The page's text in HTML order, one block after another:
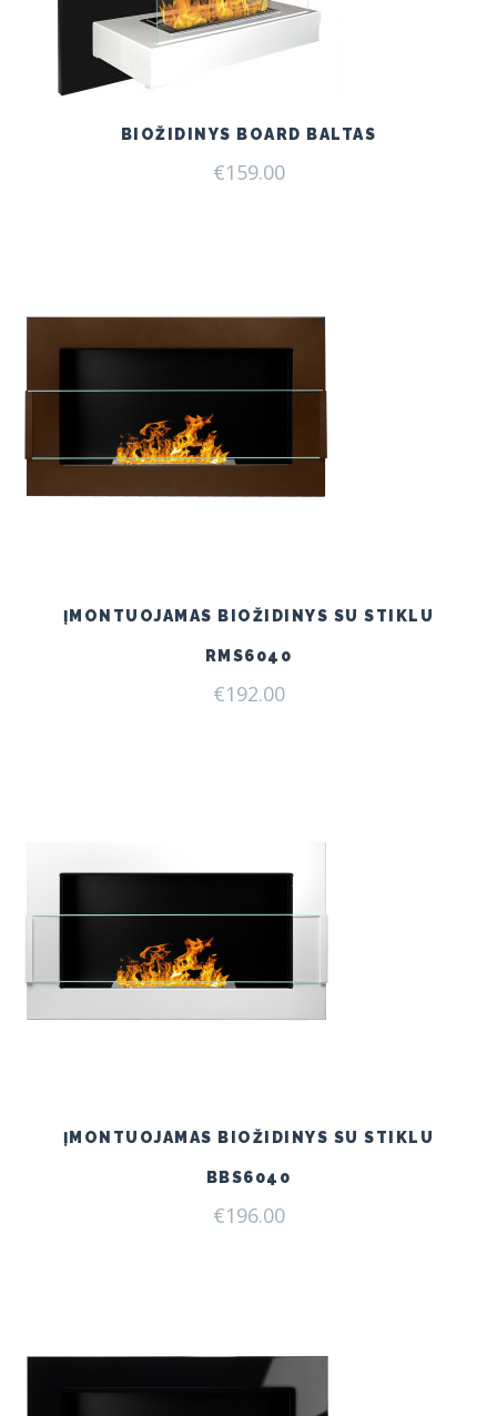
BIOŽIDINYS BOARD BALTAS
€159.00
ĮMONTUOJAMAS BIOŽIDINYS SU STIKLU
RMS6040
€192.00
ĮMONTUOJAMAS BIOŽIDINYS SU STIKLU
BBS6040
€196.00